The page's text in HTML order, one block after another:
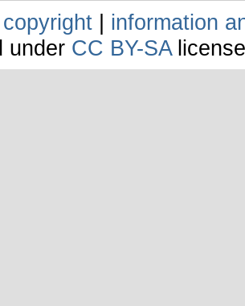
copyright | information
under CC BY-SA